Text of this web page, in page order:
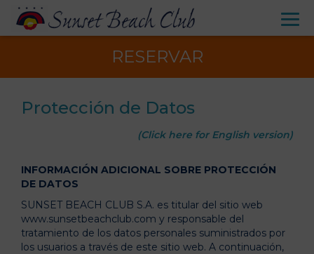
RESERVAR
Protección de Datos
(Click here for English version)
INFORMACIÓN ADICIONAL SOBRE PROTECCIÓN
DE DATOS
SUNSET BEACH CLUB S.A. es titular del sitio web
www.sunsetbeachclub.com y responsable del
tratamiento de los datos personales suministrados por
los usuarios a través de este sitio web. A continuación,